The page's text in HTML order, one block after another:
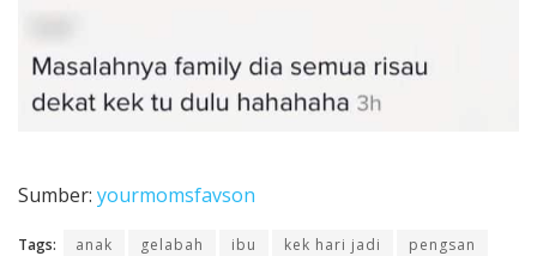
Sumber: yourmomsfavson
Tags: anak gelabah ibu kek hari jadi pengsan